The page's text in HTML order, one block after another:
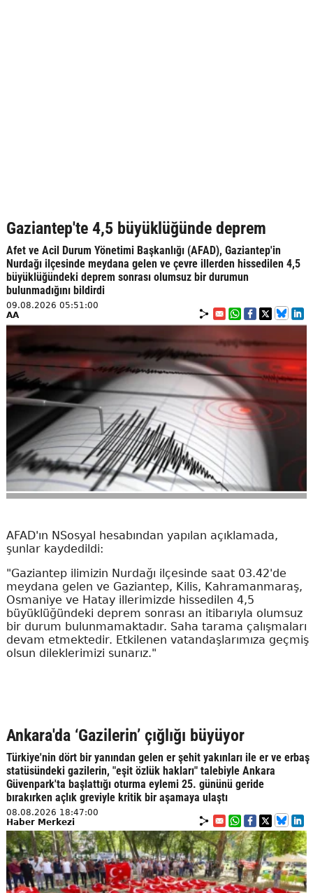
Gaziantep'te 4,5 büyüklüğünde deprem
Afet ve Acil Durum Yönetimi Başkanlığı (AFAD), Gaziantep'in
Nurdağı ilçesinde meydana gelen ve çevre illerden hissedilen 4,5
büyüklüğündeki deprem sonrası olumsuz bir durumun
bulunmadığını bildirdi
09.08.2026 05:51:00
AA
AFAD'ın NSosyal hesabından yapılan açıklamada,
şunlar kaydedildi:
"Gaziantep ilimizin Nurdağı ilçesinde saat 03.42'de
meydana gelen ve Gaziantep, Kilis, Kahramanmaraş,
Osmaniye ve Hatay illerimizde hissedilen 4,5
büyüklüğündeki deprem sonrası an itibarıyla olumsuz
bir durum bulunmamaktadır. Saha tarama çalışmaları
devam etmektedir. Etkilenen vatandaşlarımıza geçmiş
olsun dileklerimizi sunarız."
Ankara'da ‘Gazilerin’ çığlığı büyüyor
Türkiye'nin dört bir yanından gelen er şehit yakınları ile er ve erbaş
statüsündeki gazilerin, "eşit özlük hakları" talebiyle Ankara
Güvenpark'ta başlattığı oturma eylemi 25. gününü geride
bırakırken açlık greviyle kritik bir aşamaya ulaştı
08.08.2026 18:47:00
Haber Merkezi